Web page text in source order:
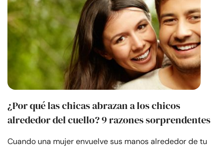
¿Por qué las chicas abrazan a los chicos
alrededor del cuello? 9 razones sorprendentes
Cuando una mujer envuelve sus manos alrededor de tu